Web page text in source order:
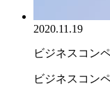
2020.11.19
ビジネスコン
ビジネスコン